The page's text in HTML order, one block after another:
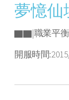
夢憶仙
▇▇|職業平衡
開服時間